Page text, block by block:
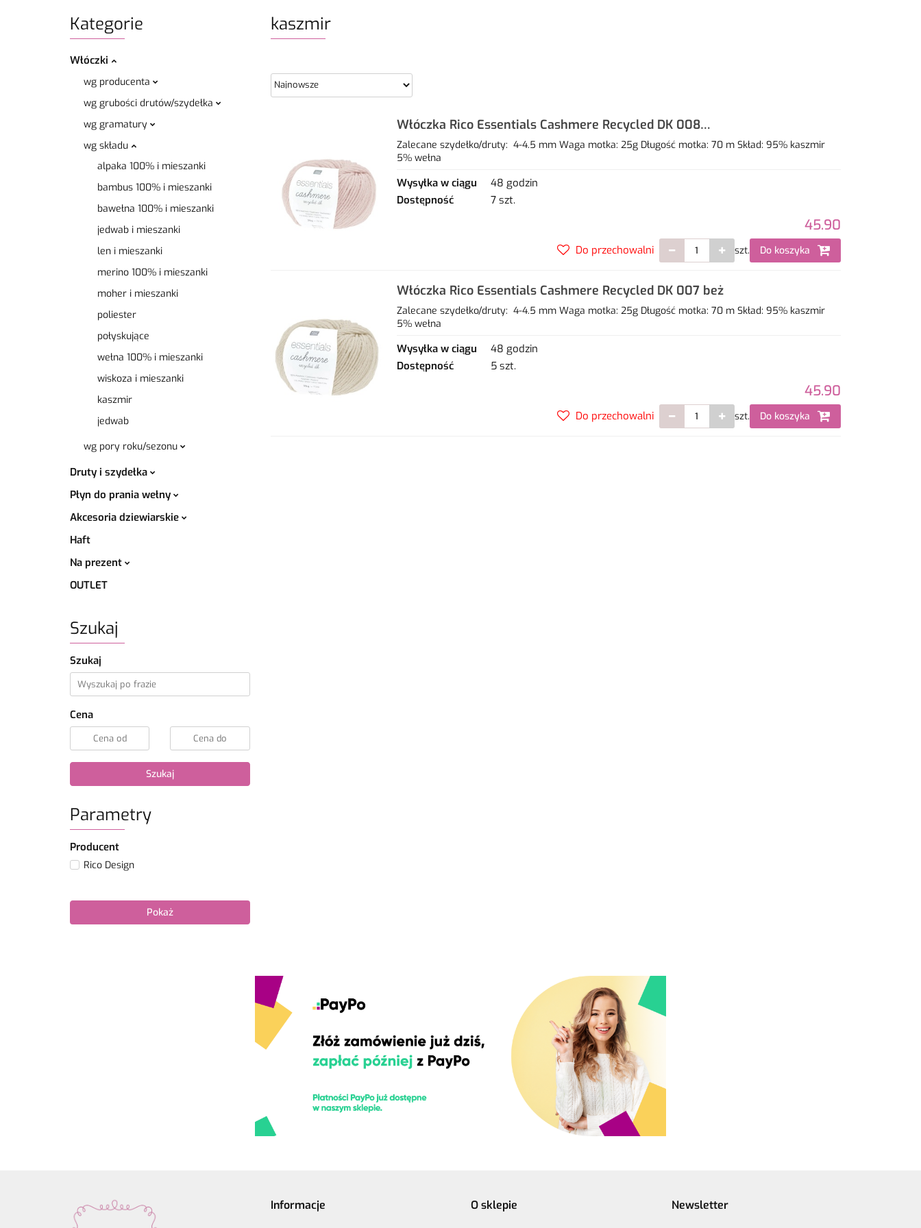
Kategorie
Włóczki
wg producenta
wg grubości drutów/szydełka
wg gramatury
wg składu
alpaka 100% i mieszanki
bambus 100% i mieszanki
bawełna 100% i mieszanki
jedwab i mieszanki
len i mieszanki
merino 100% i mieszanki
moher i mieszanki
poliester
połyskujące
wełna 100% i mieszanki
wiskoza i mieszanki
kaszmir
jedwab
wg pory roku/sezonu
Druty i szydełka
Płyn do prania wełny
Akcesoria dziewiarskie
Haft
Na prezent
OUTLET
Szukaj
Szukaj
Cena
Szukaj
Parametry
Producent
Rico Design
Pokaż
kaszmir
Włóczka Rico Essentials Cashmere Recycled DK 008
pudrowy
Zalecane szydełko/druty: 4-4.5 mm Waga motka: 25g Długość motka: 70 m Skład: 95% kaszmir
5% wełna
Wysyłka w ciągu
48 godzin
Dostępność
7 szt.
45.90
szt. Do koszyka
Do przechowalni
Włóczka Rico Essentials Cashmere Recycled DK 007 beż
Zalecane szydełko/druty: 4-4.5 mm Waga motka: 25g Długość motka: 70 m Skład: 95% kaszmir
5% wełna
Wysyłka w ciągu
48 godzin
Dostępność
5 szt.
45.90
szt. Do koszyka
Do przechowalni
Informacje O sklepie Newsletter